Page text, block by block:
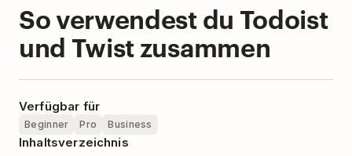
So verwendest du Todoist
und Twist zusammen
Verfügbar für
Beginner Pro Business
Inhaltsverzeichnis